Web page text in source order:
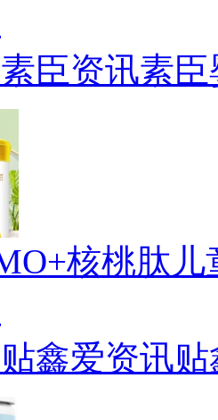
素臣资讯素臣
核桃肽
贴鑫爱资讯